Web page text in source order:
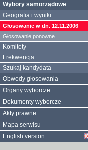
Wybory samorządowe
Geografia i wyniki
Głosowanie w dn. 12.11.2006
Głosowanie ponowne
Komitety
Frekwencja
Szukaj kandydata
Obwody głosowania
Organy wyborcze
Dokumenty wyborcze
Akty prawne
Mapa serwisu
English version